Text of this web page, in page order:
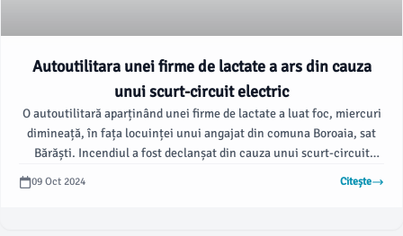
Autoutilitara unei firme de lactate a ars din cauza
unui scurt-circuit electric
O autoutilitară aparținând unei firme de lactate a luat foc, miercuri
dimineață, în fața locuinței unui angajat din comuna Boroaia, sat
Bărăști. Incendiul a fost declanșat din cauza unui scurt-circuit
09 Oct 2024 Citește